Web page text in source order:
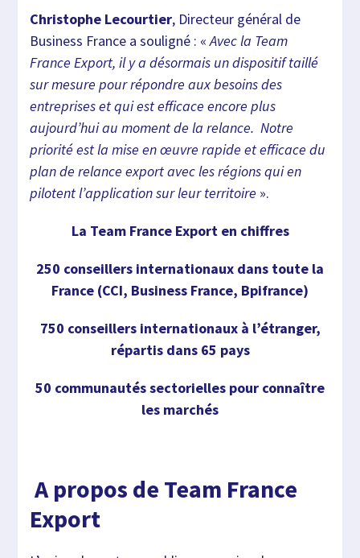
Christophe Lecourtier, Directeur général de
Business France a souligné : «Avec la Team
France Export, il y a désormais un dispositif taillé
sur mesure pour répondre aux besoins des
entreprises et qui est efficace encore plus
aujourd’hui au moment de la relance. Notre
priorité est la mise en œuvre rapide et efficace du
plan de relance export avec les régions qui en
pilotent l’application sur leur territoire ».
La Team France Export en chiffres
250 conseillers internationaux dans toute la
France (CCI, Business France, Bpifrance)
750 conseillers internationaux à l’étranger,
répartis dans 65 pays
50 communautés sectorielles pour connaître
les marchés
A propos de Team France
Export